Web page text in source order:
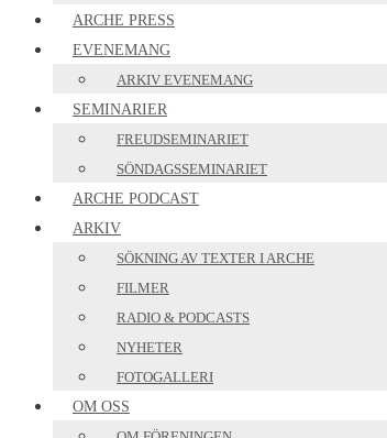
ARCHE PRESS
EVENEMANG
ARKIV EVENEMANG
SEMINARIER
FREUDSEMINARIET
SÖNDAGSSEMINARIET
ARCHE PODCAST
ARKIV
SÖKNING AV TEXTER I ARCHE
FILMER
RADIO & PODCASTS
NYHETER
FOTOGALLERI
OM OSS